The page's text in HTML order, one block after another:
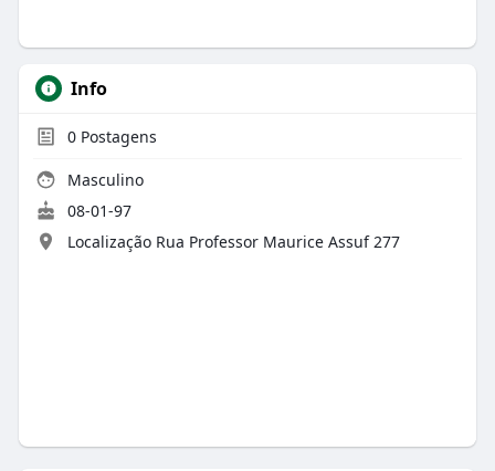
Info
0Postagens
Masculino
08-01-97
Localização Rua Professor Maurice Assuf 277